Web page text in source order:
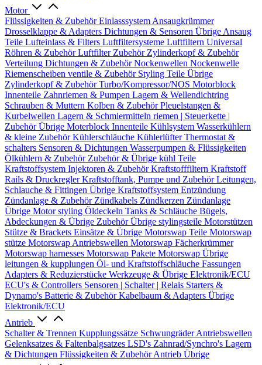
Motor
Flüssigkeiten & ZubehörEinlasssystem Ansaugkrümmer
Drosselklappe & Adapters Dichtungen & Sensoren Übrige Ansaug
Teile Lufteinlass & Filters Luftfiltersysteme Luftfiltern Universal
Röhren & ZubehörLuftfilter Zubehör Zylinderkopf & Zubehör
Verteilung Dichtungen & ZubehörNockenwellen Nockenwelle
Riemenscheiben ventile & Zubehör Styling Teile Übrige
Zylinderkopf & ZubehörTurbo/Kompressor/NOS Motorblock
Innenteile Zahnriemen & Pumpen Lagern & Wellendichtring
Schrauben & Muttern Kolben & ZubehörPleuelstangen &
Kurbelwellen Lagern & Schmiermitteln riemen | Steuerkette |
ZubehörÜbrige Moterblock Innenteile Kühlsystem Wasserkühlern
& kleine ZubehörKühlerschläuche KühlerlüfterThermostat &
schalters Sensoren & Dichtungen Wasserpumpen & Flüssigkeiten
Ölkühlern & Zubehör Zubehör & Übrige kühl Teile
Kraftstoffsystem Injektoren & ZubehörKraftstofffiltern Kraftstoff
Rails & DruckreglerKraftstofftank, Pumpe und ZubehörLeitungen,
Schlauche & Fittingen Übrige Kraftstoffsystem Entzündung
Zündanlage & Zubehör Zündkabels Zündkerzen Zündanlage
Übrige Motor styling Öldeckeln Tanks & Schläuche Bügels,
Abdeckungen & Übrige ZubehörÜbrige stylingsteile Motorstützen
Stütze & Brackets Einsätze & Übrige Motorswap Teile Motorswap
stütze Motorswap Antriebswellen Motorswap Fächerkrümmer
Motorswap harnesses Motorswap Pakete Motorswap Übrige
leitungen & kupplungen Öl- und Kraftstoffschläuche Fassungen
Adapters & Reduzierstücke Werkzeuge & Übrige Elektronik/ECU
ECU's & Controllers Sensoren | Schalter | Relais Starters &
Dynamo's Batterie & ZubehörKabelbaum & Adapters Übrige
Elektronik/ECU
Antrieb
Schalter & Trennen Kupplungssätze SchwungräderAntriebswellen
Gelenksatzes & Faltenbalgsatzes LSD's Zahnrad/Synchro's Lagern
& Dichtungen Flüssigkeiten & ZubehörAntrieb Übrige